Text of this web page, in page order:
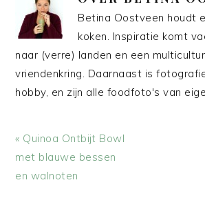
Betina Oostveen houdt
koken. Inspiratie komt
naar (verre) landen en een
vriendenkring. Daarnaast is
hobby, en zijn alle foodfoto's van
Vorig
bericht:
« Quinoa Ontbijt Bowl
met blauwe bessen
en walnoten